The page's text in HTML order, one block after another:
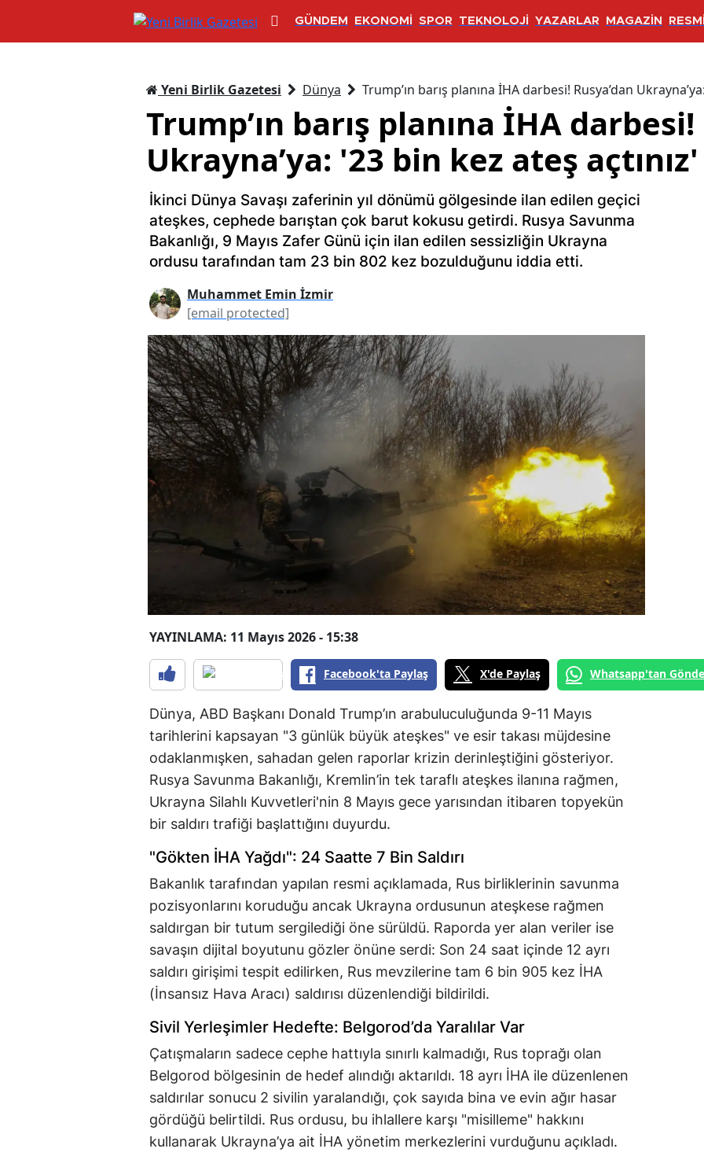
GÜNDEM EKONOMİ SPOR TEKNOLOJİ YAZARLAR MAGAZİN
Yeni Birlik Gazetesi Dünya Trump’ın barış planına İHA darbesi! Rusya’dan
Trump’ın barış planına İHA darbesi!
Ukrayna’ya: '23 bin kez ateş açtınız'
İkinci Dünya Savaşı zaferinin yıl dönümü gölgesinde ilan edilen geçici
ateşkes, cephede barıştan çok barut kokusu getirdi. Rusya Savunma
Bakanlığı, 9 Mayıs Zafer Günü için ilan edilen sessizliğin Ukrayna
ordusu tarafından tam 23 bin 802 kez bozulduğunu iddia etti.
Muhammet Emin İzmir
[email protected]
YAYINLAMA: 11 Mayıs 2026 - 15:38
Facebook'ta Paylaş X'de Paylaş Whatsapp'tan
Dünya, ABD Başkanı Donald Trump’ın arabuluculuğunda 9-11 Mayıs
tarihlerini kapsayan "3 günlük büyük ateşkes" ve esir takası müjdesine
odaklanmışken, sahadan gelen raporlar krizin derinleştiğini gösteriyor.
Rusya Savunma Bakanlığı, Kremlin’in tek taraflı ateşkes ilanına rağmen,
Ukrayna Silahlı Kuvvetleri'nin 8 Mayıs gece yarısından itibaren topyekün
bir saldırı trafiği başlattığını duyurdu.
"Gökten İHA Yağdı": 24 Saatte 7 Bin Saldırı
Bakanlık tarafından yapılan resmi açıklamada, Rus birliklerinin savunma
pozisyonlarını koruduğu ancak Ukrayna ordusunun ateşkese rağmen
saldırgan bir tutum sergilediği öne sürüldü. Raporda yer alan veriler ise
savaşın dijital boyutunu gözler önüne serdi: Son 24 saat içinde 12 ayrı
saldırı girişimi tespit edilirken, Rus mevzilerine tam 6 bin 905 kez İHA
(İnsansız Hava Aracı) saldırısı düzenlendiği bildirildi.
Sivil Yerleşimler Hedefte: Belgorod’da Yaralılar Var
Çatışmaların sadece cephe hattıyla sınırlı kalmadığı, Rus toprağı olan
Belgorod bölgesinin de hedef alındığı aktarıldı. 18 ayrı İHA ile düzenlenen
saldırılar sonucu 2 sivilin yaralandığı, çok sayıda bina ve evin ağır hasar
gördüğü belirtildi. Rus ordusu, bu ihlallere karşı "misilleme" hakkını
kullanarak Ukrayna’ya ait İHA yönetim merkezlerini vurduğunu açıkladı.